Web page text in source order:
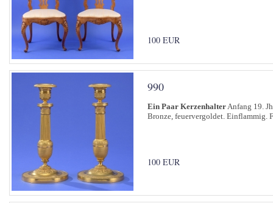
100 EUR
990
Ein Paar KerzenhalterAnfang 19.
Bronze, feuervergoldet. Einflammig.
100 EUR